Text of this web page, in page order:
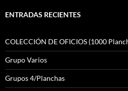
ENTRADAS RECIENTES
COLECCIÓN DE OFICIOS (1000
Grupo Varios
Grupos 4/Planchas